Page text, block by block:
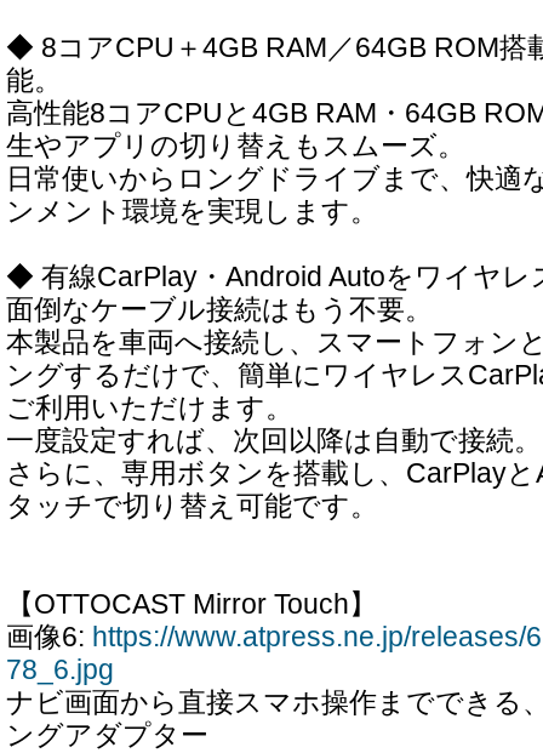
◆ 8コアCPU＋4GB RAM／64GB ROM搭
能。
高性能8コアCPUと4GB RAM・64GB
生やアプリの切り替えもスムーズ。
日常使いからロングドライブまで、快適
ンメント環境を実現します。
◆ 有線CarPlay・Android Autoをワイヤレ
面倒なケーブル接続はもう不要。
本製品を車両へ接続し、スマートフォン
ングするだけで、簡単にワイヤレス
ご利用いただけます。
一度設定すれば、次回以降は自動で接続。
さらに、専用ボタンを搭載し、CarPlay
タッチで切り替え可能です。
【OTTOCAST Mirror Touch】
画像6: https://www.atpress.ne.jp/releases/
78_6.jpg
ナビ画面から直接スマホ操作までできる
ングアダプター